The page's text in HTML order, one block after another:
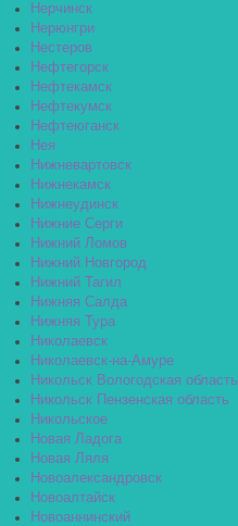
Нерчинск
Нерюнгри
Нестеров
Нефтегорск
Нефтекамск
Нефтекумск
Нефтеюганск
Нея
Нижневартовск
Нижнекамск
Нижнеудинск
Нижние Серги
Нижний Ломов
Нижний Новгород
Нижний Тагил
Нижняя Салда
Нижняя Тура
Николаевск
Николаевск-на-Амуре
Никольск Вологодская область
Никольск Пензенская область
Никольское
Новая Ладога
Новая Ляля
Новоалександровск
Новоалтайск
Новоаннинский